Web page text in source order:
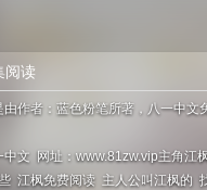
阅读
作者：蓝色粉笔所著，八一中文
中文 网址：www.81zw.vip主角江
江枫免费阅读 主人公叫江枫的